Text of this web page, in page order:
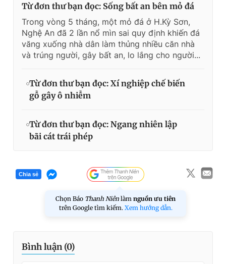
Từ đơn thư bạn đọc: Sống bất an bên mỏ đá
Trong vòng 5 tháng, một mỏ đá ở H.Kỳ Sơn,
Nghệ An đã 2 lần nổ mìn sai quy định khiến đá
văng xuống nhà dân làm thủng nhiều căn nhà
và trúng người, gây bất an, lo lắng cho người...
Từ đơn thư bạn đọc: Xí nghiệp chế biến
gỗ gây ô nhiễm
Từ đơn thư bạn đọc: Ngang nhiên lập
bãi cát trái phép
Chia sẻ
Chọn Báo Thanh Niên làm nguồn ưu tiên
trên Google tìm kiếm. Xem hướng dẫn.
Bình luận (0)